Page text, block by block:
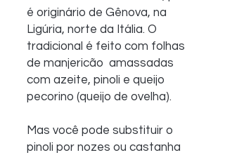
é originário de Gênova, na
Ligúria, norte da Itália. O
tradicional é feito com folhas
de manjericão  amassadas
com azeite, pinoli e queijo
pecorino (queijo de ovelha).
Mas você pode substituir o
pinoli por nozes ou castanha